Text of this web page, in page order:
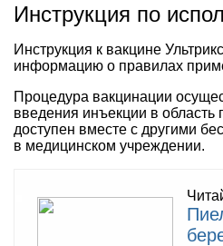
Инструкция по
Инструкция к вакцине
информацию о правилах
Процедура вакцинации
введения инъекции в
доступен вместе с другими
в медицинском учреждении.